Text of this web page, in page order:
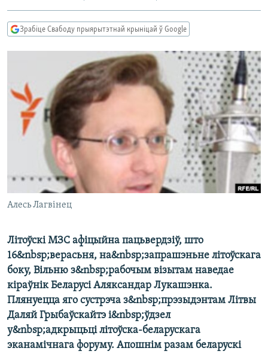
пошуку
ПАЛІТВЯЗЬНІ
КАЛЯНДАР
PREMIUM
НА ХВАЛЯХ СВАБОДЫ
Зрабіце Свабоду прыярытэтнай крыніцай ў Google
Алесь Лагвінец
Літоўскі МЗС афіцыйна пацьвердзіў, што
16&nbsp;верасьня, на&nbsp;запрашэньне літоўскага
боку, Вільню з&nbsp;рабочым візытам наведае
кіраўнік Беларусі Аляксандар Лукашэнка.
Плянуецца яго сустрэча з&nbsp;прэзыдэнтам Літвы
Даляй Грыбаўскайтэ і&nbsp;ўдзел
у&nbsp;адкрыцьці літоўска-беларускага
эканамічнага форуму. Апошнім разам беларускі